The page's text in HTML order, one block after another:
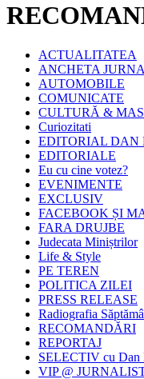
ACTUALITATEA
ANCHETA
AUTOMOBILE
COMUNICATE
CULTURĂ &
Curiozitati
EDITORIAL DAN
EDITORIALE
Eu cu cine votez?
EVENIMENTE
EXCLUSIV
FACEBOOK ȘI
FARA DRUJBE
Judecata Miniștrilor
Life & Style
PE TEREN
POLITICA ZILEI
PRESS RELEASE
Radiografia
RECOMANDĂRI
REPORTAJ
SELECTIV cu Dan
VIP @